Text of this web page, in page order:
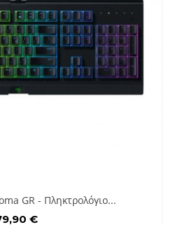
GR - Πληκτρολόγιο...
€